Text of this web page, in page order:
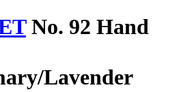
No. 92 Hand
Lavender